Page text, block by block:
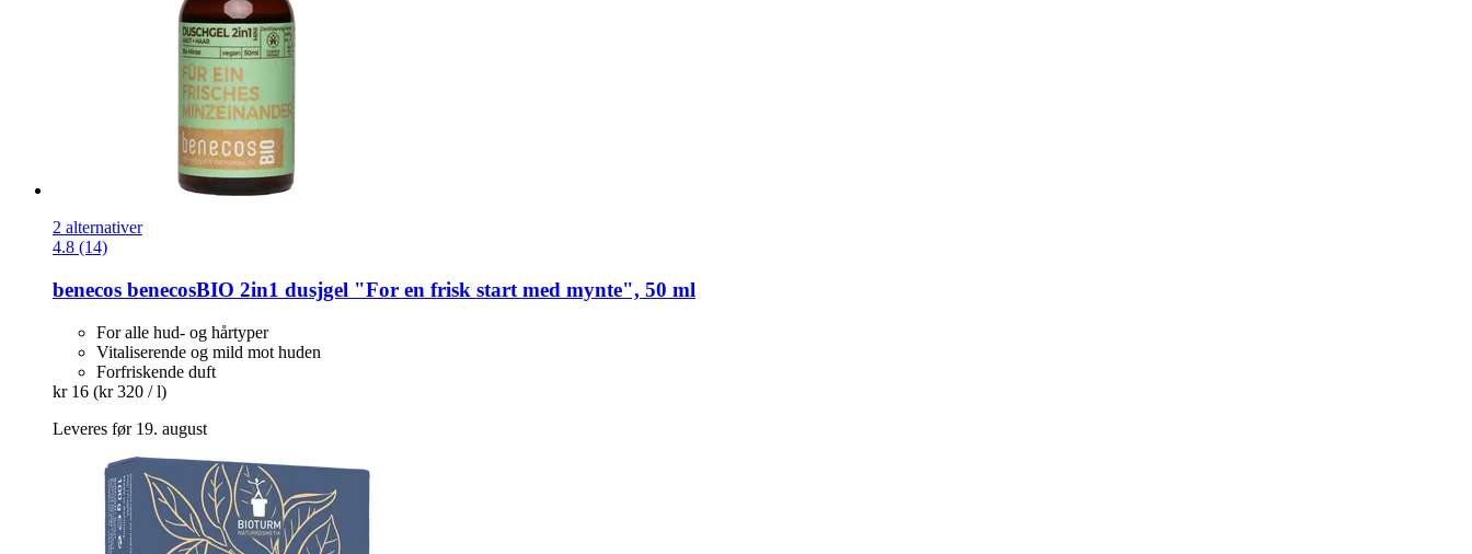
2 alternativer
4.8 (14)
benecos benecosBIO 2in1 dusjgel "For en frisk start med mynte", 50 ml
For alle hud- og hårtyper
Vitaliserende og mild mot huden
Forfriskende duft
kr 16 (kr 320 / l)
Leveres før 19. august